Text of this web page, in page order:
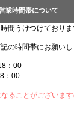
業時間帯について
間うけつけており
の時間帯にお願い
00
：00
ることがございま